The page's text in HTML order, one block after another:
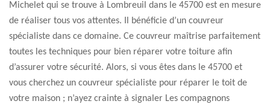
Michelet qui se trouve à Lombreuil dans le 45700 est en mesure
de réaliser tous vos attentes. Il bénéficie d’un couvreur
spécialiste dans ce domaine. Ce couvreur maîtrise parfaitement
toutes les techniques pour bien réparer votre toiture afin
d’assurer votre sécurité. Alors, si vous êtes dans le 45700 et
vous cherchez un couvreur spécialiste pour réparer le toit de
votre maison ; n’ayez crainte à signaler Les compagnons